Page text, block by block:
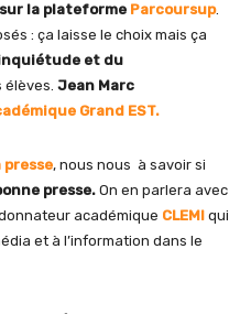
la plateforme Parcoursup.
: ça laisse le choix mais ça
et du
élèves. Jean Marc
Grand EST.
presse, nous nous à savoir si
presse.On en parlera avec
académique CLEMI qui
et à l’information dans le